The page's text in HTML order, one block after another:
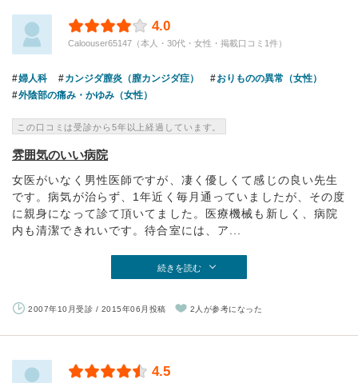
4.0
Caloouser65147（本人・30代・女性・掲載口コミ1件）
婦人科 カンジダ膣炎（膣カンジダ症）
おりものの異常（女性）
外陰部の痛み・かゆみ（女性）
この口コミは受診から5年以上経過しています。
雰囲気のいい病院
女医がいなく男性医師ですが、凄く優しくて感じの良い先生
です。病気が治らず、1年近く毎月通っていましたが、その度
に親身になって診て頂いてました。医療機械も新しく、病院
内も清潔できれいです。待合室には、ア...
続きを読む
2007年10月受診 / 2015年06月投稿 2人が参考になった
4.5